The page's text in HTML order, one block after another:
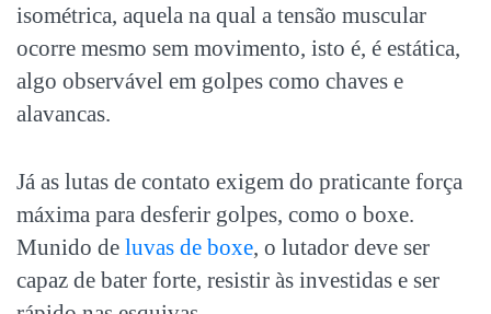
isométrica, aquela na qual a tensão muscular
ocorre mesmo sem movimento, isto é, é estática,
algo observável em golpes como chaves e
alavancas.
Já as lutas de contato exigem do praticante força
máxima para desferir golpes, como o boxe.
Munido de luvas de boxe, o lutador deve ser
capaz de bater forte, resistir às investidas e ser